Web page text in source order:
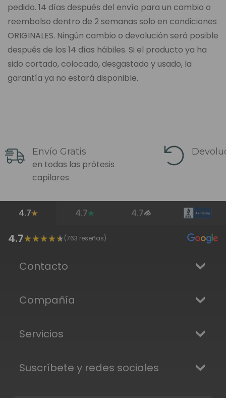
pedido. 14 días después del envío para un cambio o
reembolso dentro de 2 semanas solo en condiciones
ORIGINALES. Ningún cambio o devolución será posible
después de los 14 días hábiles. Si el producto ya ha
sido cortado, colocado, desgastado y usado, la
garantía ya no estará disponible.
Envío Gratis
en todas las prótesis
capilares
4.7 4.7 4.7
4.7 (763 reseñas)
Contacto
Compañía
Servicios
Suscríbete y redes sociales